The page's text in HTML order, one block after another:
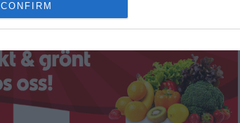
CONFIRM